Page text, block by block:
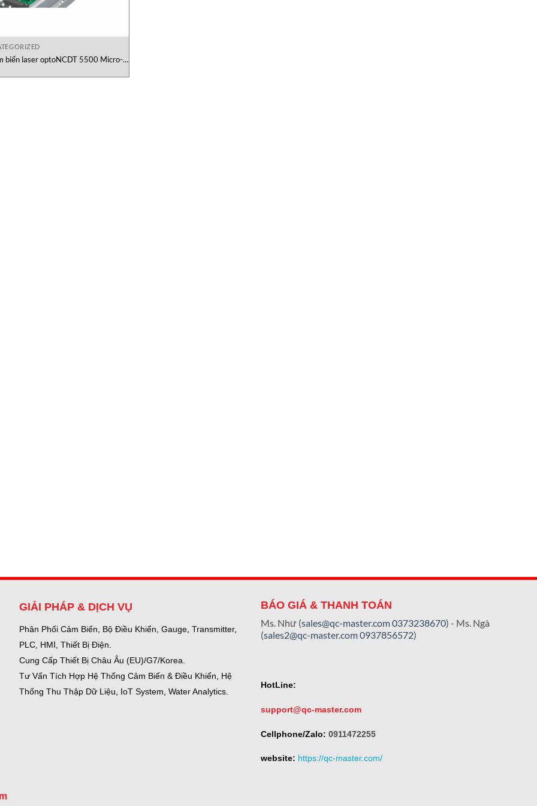
biến laser optoNCDT 5500 Micro-
GIẢI PHÁP & DỊCH VỤ
Phân Phối Cảm Biến, Bộ Điều Khiển, Gauge, Transmitter,
PLC, HMI, Thiết Bị Điện.
Cung Cấp Thiết Bị Châu Âu (EU)/G7/Korea.
Tư Vấn Tích Hợp Hệ Thống Cảm Biến & Điều Khiển, Hệ
Thống Thu Thập Dữ Liệu, IoT System, Water Analytics.
BÁO GIÁ & THANH TOÁN
Ms. Như (sales@qc-master.com0373238670) - Ms. Ngà
(sales2@qc-master.com0937856572)
HotLine:
support@qc-master.com
Cellphone/Zalo: 0911472255
website: https://qc-master.com/